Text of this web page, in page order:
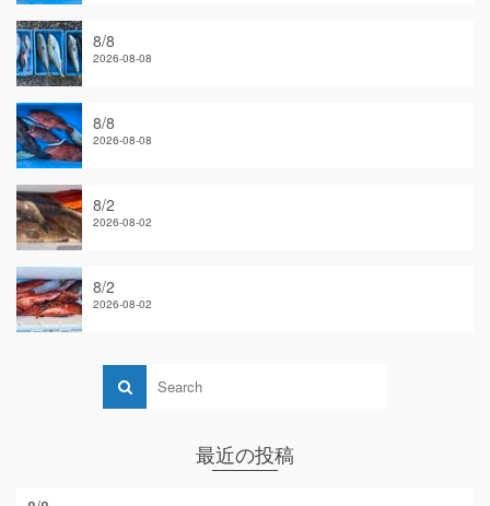
8/8
2026-08-08
8/8
2026-08-08
8/2
2026-08-02
8/2
2026-08-02
最近の投稿